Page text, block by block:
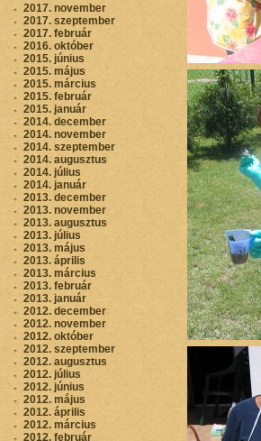
2017. november
2017. szeptember
2017. február
2016. október
2015. június
2015. május
2015. március
2015. február
2015. január
2014. december
2014. november
2014. szeptember
2014. augusztus
2014. július
2014. január
2013. december
2013. november
2013. augusztus
2013. július
2013. május
2013. április
2013. március
2013. február
2013. január
2012. december
2012. november
2012. október
2012. szeptember
2012. augusztus
2012. július
2012. június
2012. május
2012. április
2012. március
2012. február